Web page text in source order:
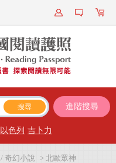
進階搜尋
以色列 吉卜力
奇幻小說 > 北歐眾神